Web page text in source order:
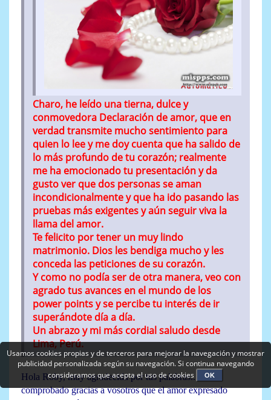
Charo, he leído una tierna, dulce y
conmovedora Declaración de amor, que en
verdad transmite mucho sentimiento para
quien lo lee y me doy cuenta que ha salido de
lo más profundo de tu corazón; realmente
me ha emocionado tu presentación y da
gusto ver que dos personas se aman
incondicionalmente y que ha ido pasando las
pruebas más exigentes y aún seguir viva la
llama del amor.
Te felicito por tener un muy lindo
matrimonio. Dios les bendiga mucho y les
conceda las peticiones de su corazón.
Y como no podía ser de otra manera, veo con
agrado tus avances en el mundo de los
power points y se percibe tu interés de ir
superándote día a día.
Un abrazo y mi más cordial saludo desde
Lima, Perú.
Hola Roby, muy agradecida por tus palabras....he
comprobado gracias a vosotros que el amor expresado
Usamos cookies propias y de terceros para mejorar la navegación y mostrar
publicidad personalizada según su navegación. Si continua navegando
consideramos que acepta el uso de cookies
OK